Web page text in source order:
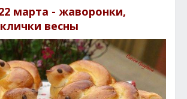
марта - жаворонки,
весны